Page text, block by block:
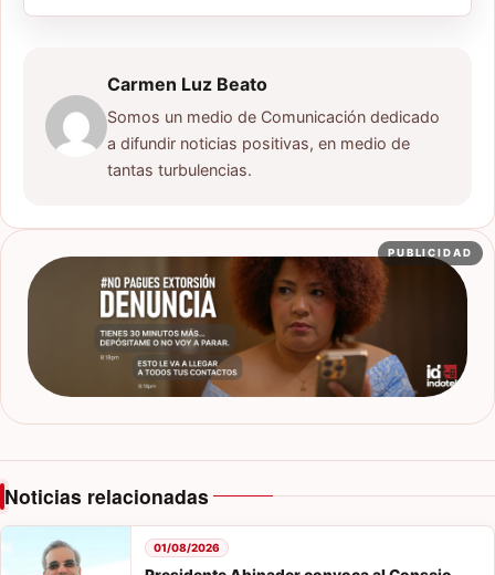
Carmen Luz Beato
Somos un medio de Comunicación dedicado
a difundir noticias positivas, en medio de
tantas turbulencias.
PUBLICIDAD
Noticias relacionadas
01/08/2026